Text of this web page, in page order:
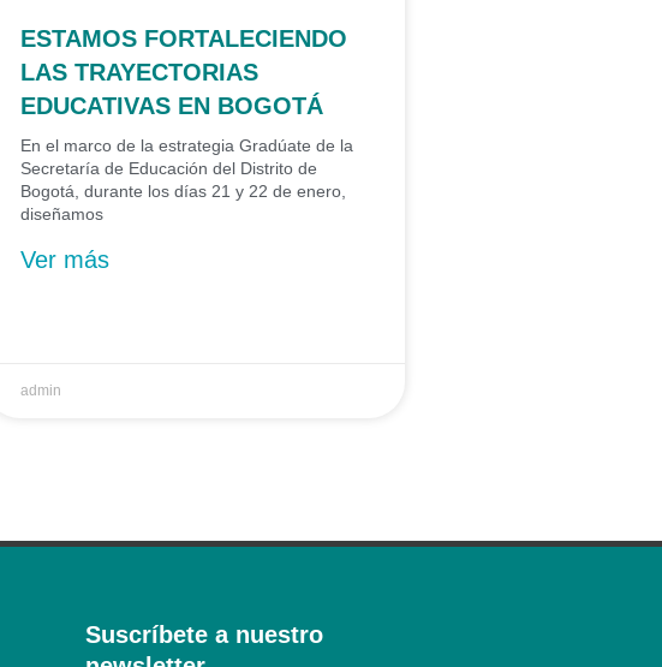
ESTAMOS FORTALECIENDO
LAS TRAYECTORIAS
EDUCATIVAS EN BOGOTÁ
En el marco de la estrategia Gradúate de la
Secretaría de Educación del Distrito de
Bogotá, durante los días 21 y 22 de enero,
diseñamos
Ver más
admin
Suscríbete a nuestro